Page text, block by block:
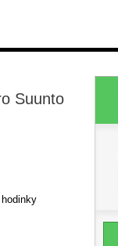
Suunto